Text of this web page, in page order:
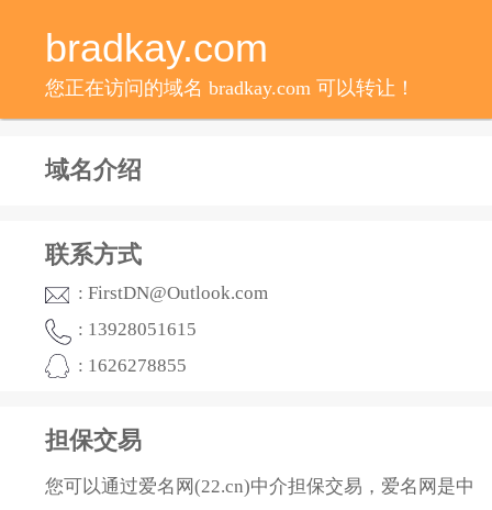
bradkay.com
您正在访问的域名 bradkay.com 可以转让！
域名介绍
联系方式
: FirstDN@Outlook.com
: 13928051615
: 1626278855
担保交易
您可以通过爱名网(22.cn)中介担保交易，爱名网是中